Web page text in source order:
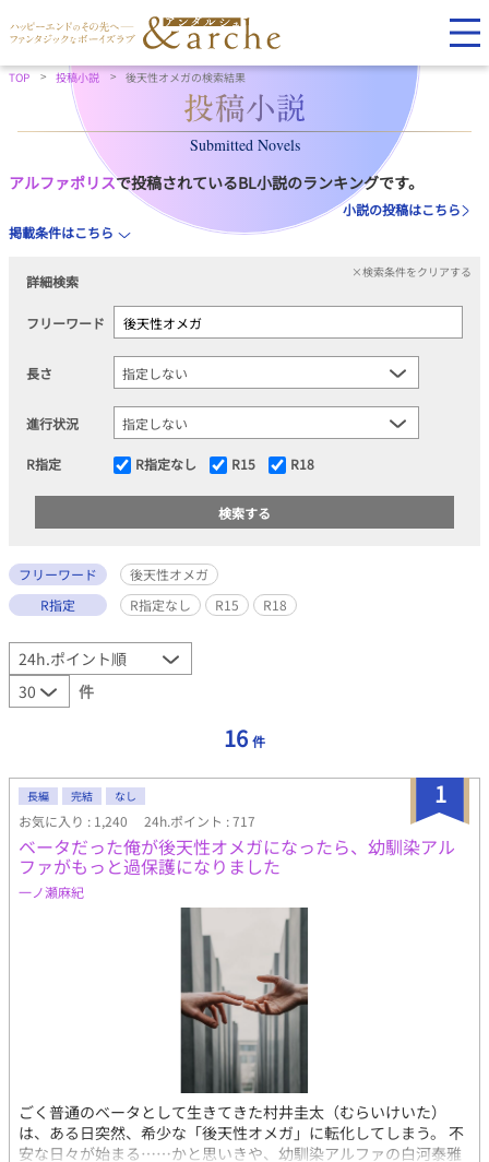
TOP 投稿小説 後天性オメガの検索結果
Submitted Novels
アルファポリスで投稿されているBL小説のランキングです。
小説の投稿はこちら
掲載条件はこちら
詳細検索
×検索条件をクリアする
フリーワード
長さ
進行状況
R指定 R指定なし R15 R18
フリーワード
後天性オメガ
R指定
R指定なし R15 R18
件
16 件
1
長編 完結 なし
お気に入り : 1,240 24h.ポイント : 717
ベータだった俺が後天性オメガになったら、幼馴染アル
ファがもっと過保護になりました
一ノ瀬麻紀
ごく普通のベータとして生きてきた村井圭太（むらいけいた）
は、ある日突然、希少な「後天性オメガ」に転化してしまう。 不
安な日々が始まる……かと思いきや、幼馴染アルファの白河泰雅